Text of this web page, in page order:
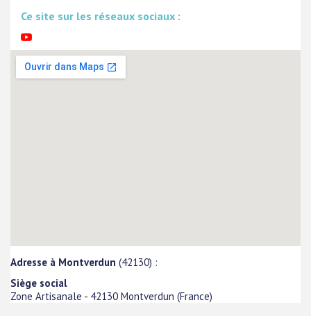
Ce site sur les réseaux sociaux :
Adresse à Montverdun (42130) :
Siège social
Zone Artisanale - 42130 Montverdun (France)